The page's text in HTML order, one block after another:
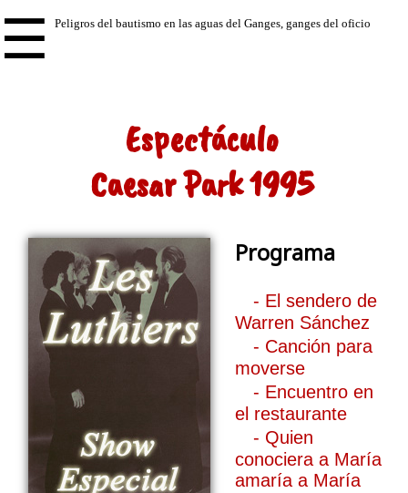
☰
Espectáculo
Caesar Park 1995
Programa
- El sendero de
Warren Sánchez
- Canción para
moverse
- Encuentro en
el restaurante
- Quien
conociera a María
amaría a María